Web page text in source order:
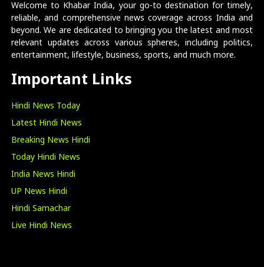
Welcome to Khabar India, your go-to destination for timely,
reliable, and comprehensive news coverage across India and
beyond. We are dedicated to bringing you the latest and most
relevant updates across various spheres, including politics,
entertainment, lifestyle, business, sports, and much more.
Important Links
Hindi News Today
Latest Hindi News
Breaking News Hindi
Today Hindi News
India News Hindi
UP News Hindi
Hindi Samachar
Live Hindi News